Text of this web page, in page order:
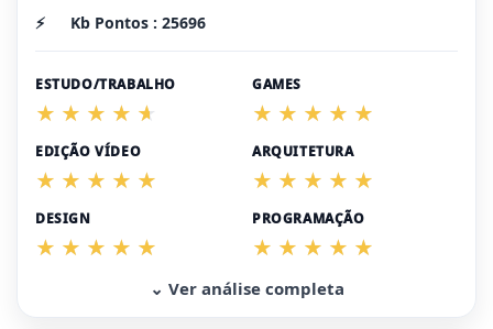
⚡
Kb Pontos : 25696
ESTUDO/TRABALHO GAMES
EDIÇÃO VÍDEO ARQUITETURA
DESIGN PROGRAMAÇÃO
⌄ Ver análise completa